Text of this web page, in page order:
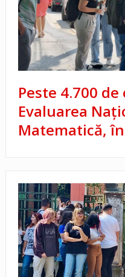
Peste 4.700
Evaluarea
Matematică,